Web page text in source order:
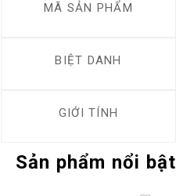
MÃ SẢN PHẨM
BIỆT DANH
GIỚI TÍNH
Sản phẩm nổi bật